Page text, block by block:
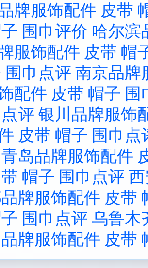
牌服饰配件 皮带
围巾评价 哈尔滨
服饰配件 皮带 帽
围巾点评 南京品牌
配件 皮带 帽子 围
评 银川品牌服饰
皮带 帽子 围巾点
青岛品牌服饰配件
帽子 围巾点评
牌服饰配件 皮带
围巾点评 乌鲁木
牌服饰配件 皮带